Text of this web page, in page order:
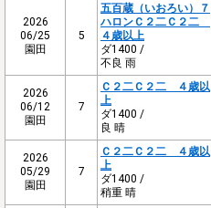
2026
06/25
園田
5
五百蔵（いおろい）７
ハロンＣ２二Ｃ２二
４歳以上
ダ1400 /
不良 雨
2026
06/12
園田
7
Ｃ２二Ｃ２二 ４歳以
上
ダ1400 /
良 晴
2026
05/29
園田
7
Ｃ２二Ｃ２二 ４歳以
上
ダ1400 /
稍重 晴